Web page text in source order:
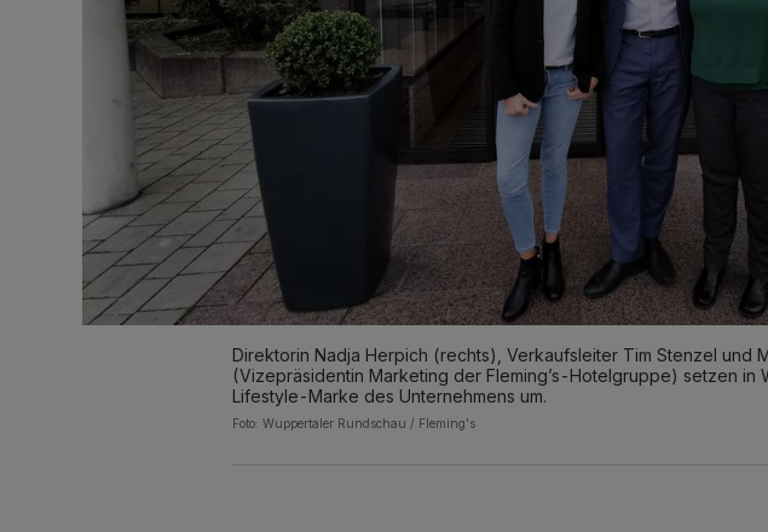
Direktorin Nadja Herpich (rechts), Verkaufsleiter Tim Stenzel und
(Vizepräsidentin Marketing der Fleming’s-Hotelgruppe) setzen in
Lifestyle-Marke des Unternehmens um.
Foto: Wuppertaler Rundschau / Fleming's